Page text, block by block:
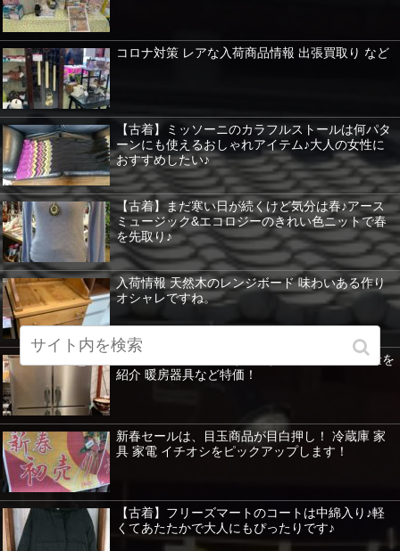
コロナ対策 レアな入荷商品情報 出張買取り など
【古着】ミッソーニのカラフルストールは何パタ
ーンにも使えるおしゃれアイテム♪大人の女性に
おすすめしたい♪
【古着】まだ寒い日が続くけど気分は春♪アース
ミュージック&エコロジーのきれい色ニットで春
を先取り♪
入荷情報 天然木のレンジボード 味わいある作り
オシャレですね。
業務用冷凍冷蔵庫もあります。ホシザキ 大容量を
紹介 暖房器具など特価！
新春セールは、目玉商品が目白押し！ 冷蔵庫 家
具 家電 イチオシをピックアップします！
【古着】フリーズマートのコートは中綿入り♪軽
くてあたたかで大人にもぴったりです♪